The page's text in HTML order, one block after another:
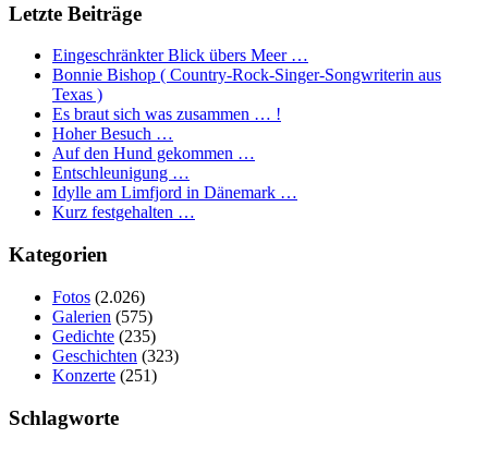
Letzte Beiträge
Eingeschränkter Blick übers Meer …
Bonnie Bishop ( Country-Rock-Singer-Songwriterin aus
Texas )
Es braut sich was zusammen … !
Hoher Besuch …
Auf den Hund gekommen …
Entschleunigung …
Idylle am Limfjord in Dänemark …
Kurz festgehalten …
Kategorien
Fotos (2.026)
Galerien (575)
Gedichte (235)
Geschichten (323)
Konzerte (251)
Schlagworte